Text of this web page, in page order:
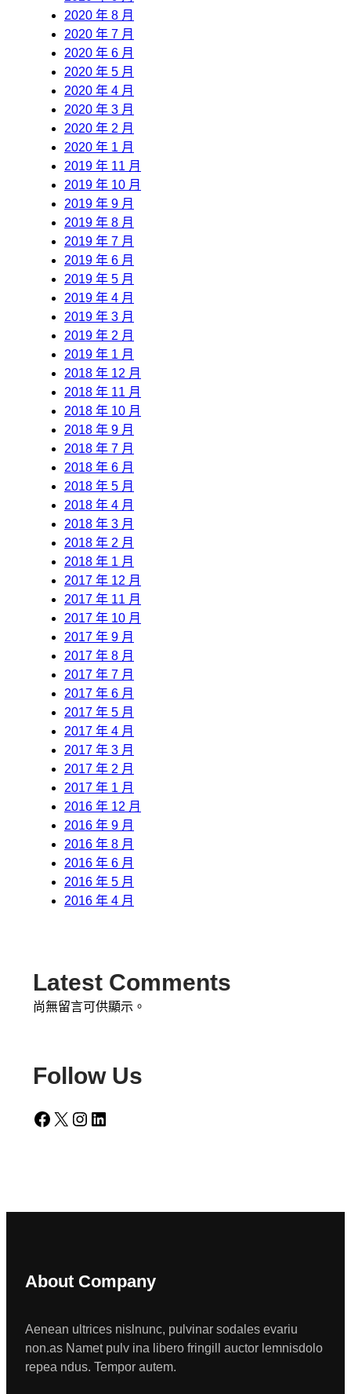
2020 年 8 月
2020 年 7 月
2020 年 6 月
2020 年 5 月
2020 年 4 月
2020 年 3 月
2020 年 2 月
2020 年 1 月
2019 年 11 月
2019 年 10 月
2019 年 9 月
2019 年 8 月
2019 年 7 月
2019 年 6 月
2019 年 5 月
2019 年 4 月
2019 年 3 月
2019 年 2 月
2019 年 1 月
2018 年 12 月
2018 年 11 月
2018 年 10 月
2018 年 9 月
2018 年 7 月
2018 年 6 月
2018 年 5 月
2018 年 4 月
2018 年 3 月
2018 年 2 月
2018 年 1 月
2017 年 12 月
2017 年 11 月
2017 年 10 月
2017 年 9 月
2017 年 8 月
2017 年 7 月
2017 年 6 月
2017 年 5 月
2017 年 4 月
2017 年 3 月
2017 年 2 月
2017 年 1 月
2016 年 12 月
2016 年 9 月
2016 年 8 月
2016 年 6 月
2016 年 5 月
2016 年 4 月
Latest Comments
尚無留言可供顯示。
Follow Us
Facebook X Instagram LinkedIn
About Company
Aenean ultrices nislnunc, pulvinar sodales evariu
non.as Namet pulv ina libero fringill auctor lemnisdolo
repea ndus. Tempor autem.